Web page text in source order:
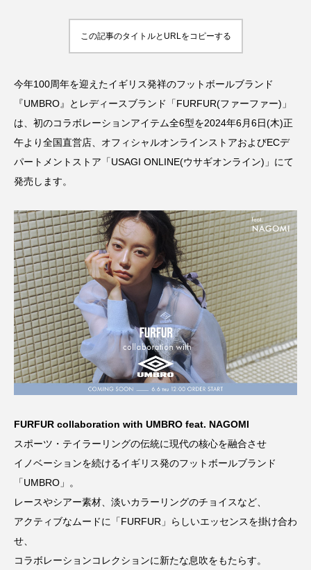
この記事のタイトルとURLをコピーする
今年100周年を迎えたイギリス発祥のフットボールブランド
『UMBRO』とレディースブランド「FURFUR(ファーファー)」
は、初のコラボレーションアイテム全6型を2024年6月6日(木)正
午より全国直営店、オフィシャルオンラインストアおよびECデ
パートメントストア「USAGI ONLINE(ウサギオンライン)」にて
発売します。
FURFUR collaboration with UMBRO feat. NAGOMI
スポーツ・テイラーリングの伝統に現代の核心を融合させ
イノベーションを続けるイギリス発のフットボールブランド
「UMBRO」。
レースやシアー素材、淡いカラーリングのチョイスなど、
アクティブなムードに「FURFUR」らしいエッセンスを掛け合わ
せ、
コラボレーションコレクションに新たな息吹をもたらす。